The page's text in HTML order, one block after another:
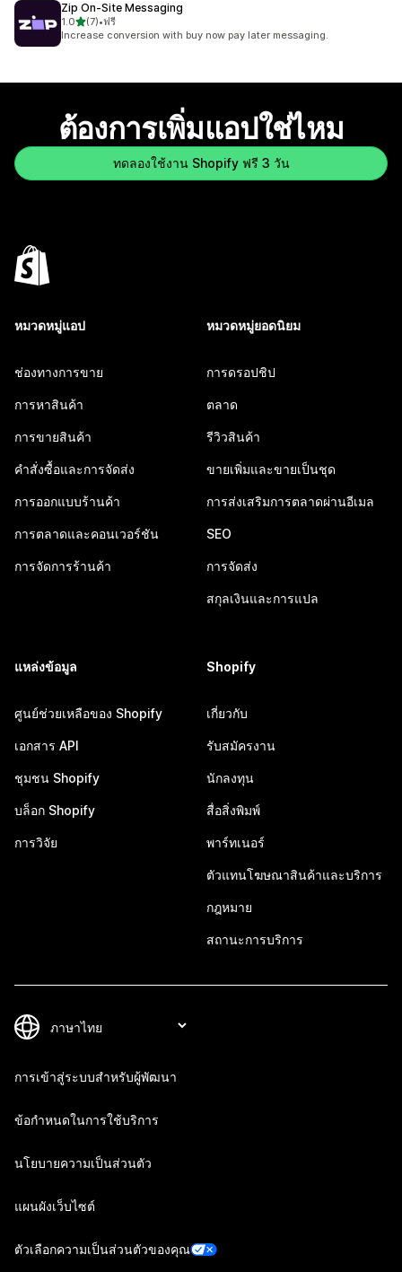
Zip On‑Site Messaging
1.0เต็ม 5 ดาว
(7)
ทั้งหมด 7 รีวิว
•ฟรี
Increase conversion with buy now pay later messaging.
ต้องการเพิ่มแอปใช่ไหม
ทดลองใช้งาน Shopify ฟรี 3 วัน
หมวดหมู่แอป
ช่องทางการขาย
การหาสินค้า
การขายสินค้า
คำสั่งซื้อและการจัดส่ง
การออกแบบร้านค้า
การตลาดและคอนเวอร์ชัน
การจัดการร้านค้า
หมวดหมู่ยอดนิยม
การดรอปชิป
ตลาด
รีวิวสินค้า
ขายเพิ่มและขายเป็นชุด
การส่งเสริมการตลาดผ่านอีเมล
SEO
การจัดส่ง
สกุลเงินและการแปล
แหล่งข้อมูล
ศูนย์ช่วยเหลือของ Shopify
เอกสาร API
ชุมชน Shopify
บล็อก Shopify
การวิจัย
Shopify
เกี่ยวกับ
รับสมัครงาน
นักลงทุน
สื่อสิ่งพิมพ์
พาร์ทเนอร์
ตัวแทนโฆษณาสินค้าและบริการ
กฎหมาย
สถานะการบริการ
การเข้าสู่ระบบสำหรับผู้พัฒนา
ข้อกำหนดในการใช้บริการ
นโยบายความเป็นส่วนตัว
แผนผังเว็บไซต์
ตัวเลือกความเป็นส่วนตัวของคุณ